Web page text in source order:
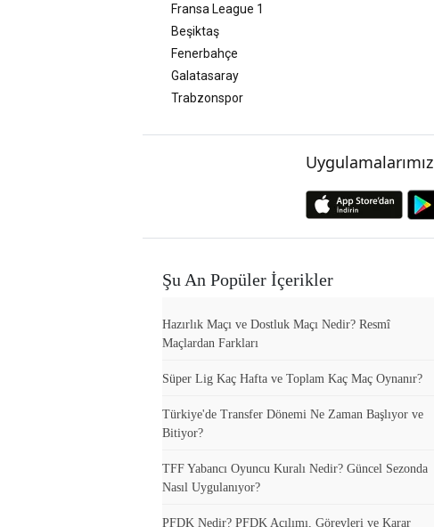
Fransa League 1
Beşiktaş
Fenerbahçe
Galatasaray
Trabzonspor
Uygulamalarımız
Şu An Popüler İçerikler
Hazırlık Maçı ve Dostluk Maçı Nedir? Resmî
Maçlardan Farkları
Süper Lig Kaç Hafta ve Toplam Kaç Maç Oynanır?
Türkiye'de Transfer Dönemi Ne Zaman Başlıyor ve
Bitiyor?
TFF Yabancı Oyuncu Kuralı Nedir? Güncel Sezonda
Nasıl Uygulanıyor?
PFDK Nedir? PFDK Açılımı, Görevleri ve Karar